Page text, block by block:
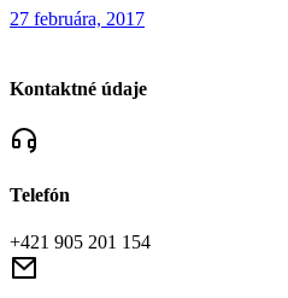
27 februára, 2017
Kontaktné údaje
Telefón
+421 905 201 154